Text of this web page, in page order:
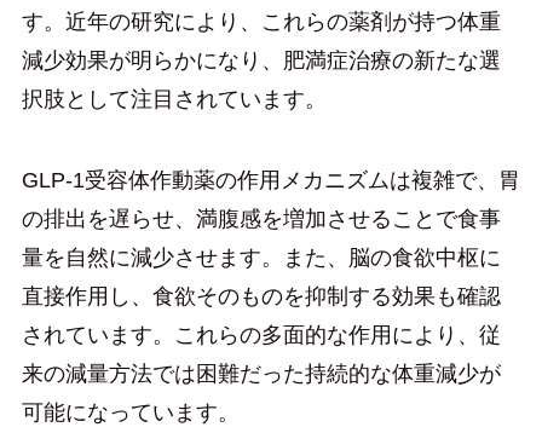
す。近年の研究により、これらの薬剤が持つ体重
減少効果が明らかになり、肥満症治療の新たな選
択肢として注目されています。
GLP-1受容体作動薬の作用メカニズムは複雑で、胃
の排出を遅らせ、満腹感を増加させることで食事
量を自然に減少させます。また、脳の食欲中枢に
直接作用し、食欲そのものを抑制する効果も確認
されています。これらの多面的な作用により、従
来の減量方法では困難だった持続的な体重減少が
可能になっています。